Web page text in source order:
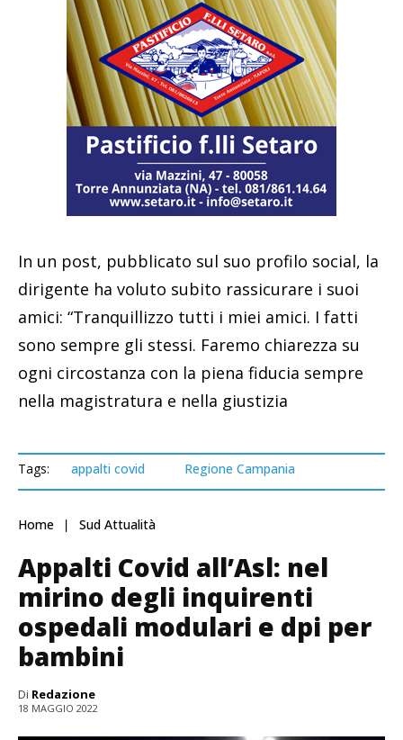
In un post, pubblicato sul suo profilo social, la
dirigente ha voluto subito rassicurare i suoi
amici: “Tranquillizzo tutti i miei amici. I fatti
sono sempre gli stessi. Faremo chiarezza su
ogni circostanza con la piena fiducia sempre
nella magistratura e nella giustizia
Tags: appalti covid Regione Campania
Home Sud Attualità
Appalti Covid all’Asl: nel
mirino degli inquirenti
ospedali modulari e dpi per
bambini
Di Redazione
18 MAGGIO 2022